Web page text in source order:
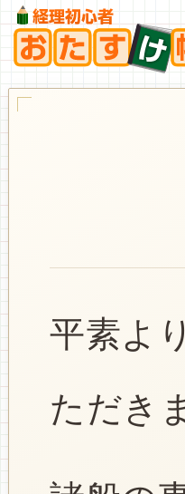
平素よ
ただき